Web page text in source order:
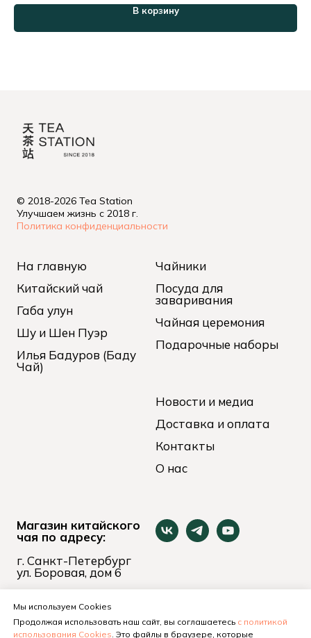
В корзину
© 2018-2026 Tea Station
Улучшаем жизнь с 2018 г.
Политика конфиденциальности
На главную
Китайский чай
Габа улун
Шу и Шен Пуэр
Илья Бадуров (Баду
Чай)
Чайники
Посуда для
заваривания
Чайная церемония
Подарочные наборы
Новости и медиа
Доставка и оплата
Контакты
О нас
Магазин китайского
чая по адресу:
г. Санкт-Петербург
ул. Боровая, дом 6
+7 (921) 653-74-24
Мы используем Cookies
Продолжая использовать наш сайт, вы соглашаетесь с политикой
использования Cookies. Это файлы в браузере, которые